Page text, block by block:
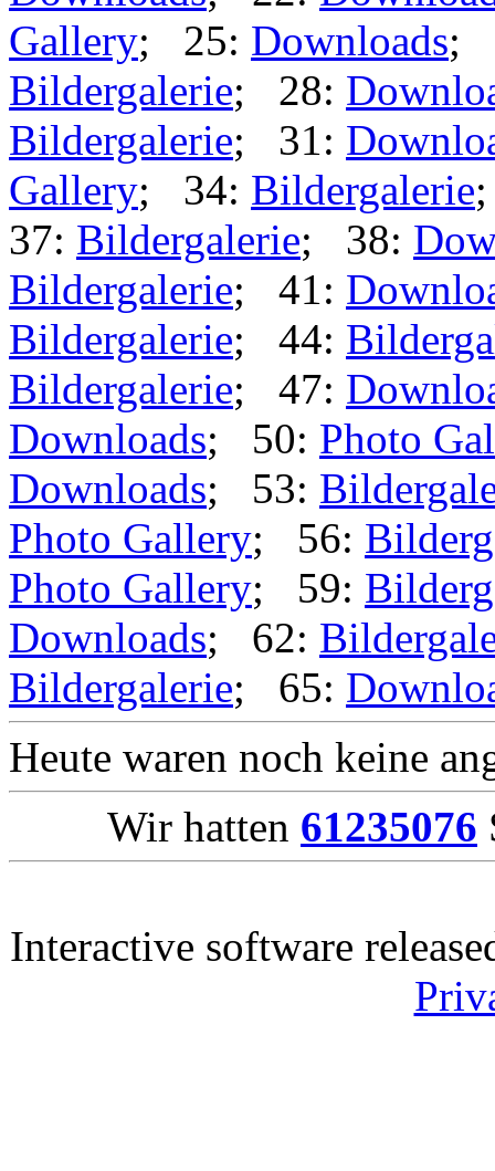
Gallery; 25: Downloads;
Bildergalerie; 28:
Bildergalerie; 31:
Gallery; 34: Bildergalerie
37: Bildergalerie; 38:
Bildergalerie; 41:
Bildergalerie; 44:
Bildergalerie; 47:
Downloads; 50: Photo
Downloads; 53:
Photo Gallery; 56:
Photo Gallery; 59:
Downloads; 62:
Bildergalerie; 65:
Heute waren noch keine
Wir hatten 61235076
Interactive software